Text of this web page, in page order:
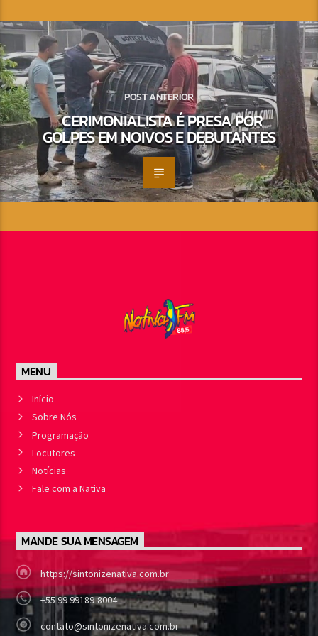
POST ANTERIOR
CERIMONIALISTA É PRESA POR
GOLPES EM NOIVOS E DEBUTANTES
MENU
Início
Sobre Nós
Programação
Locutores
Notícias
Fale com a Nativa
MANDE SUA MENSAGEM
https://sintonizenativa.com.br
+55 99 99189-8004
contato@sintonizenativa.com.br